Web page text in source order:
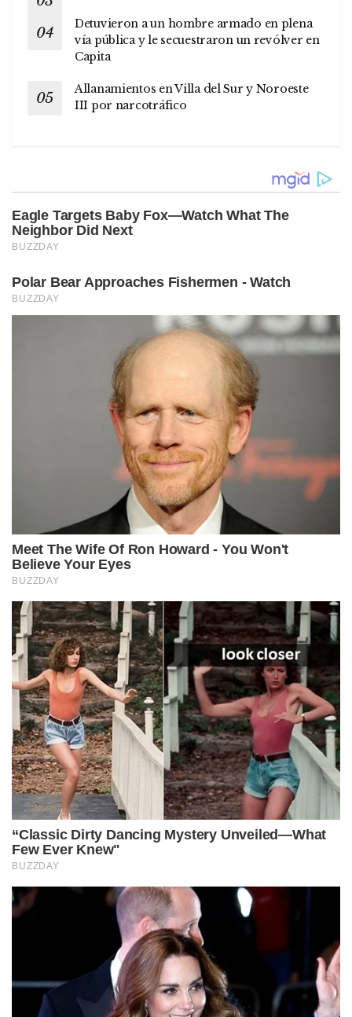
Detuvieron a un hombre armado en plena
vía pública y le secuestraron un revólver en
Capita
Allanamientos en Villa del Sur y Noroeste
III por narcotráfico